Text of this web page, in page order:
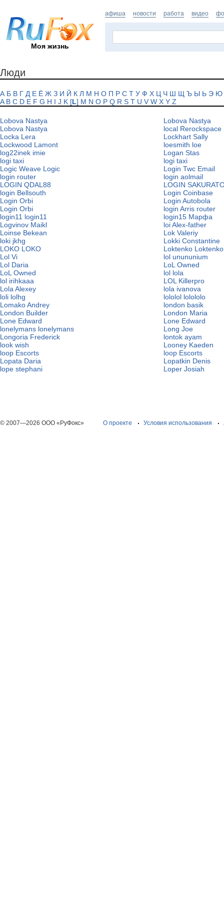
Моя жизнь
афиша новости работа видео
Люди
А Б В Г Д Е Ё Ж З И Й К Л М Н О П Р С Т У Ф Х Ц Ч Ш Щ Ъ Ы Ь Э Ю
A B C D E F G H I J K [L] M N O P Q R S T U V W X Y Z
Lobova Nastya
Lobova Nastya
Lobova Nastya
local Rerockspace
Locka Lera
Lockhart Sally
Lockwood Lamont
loesmith loe
log22inek imie
Logan Stas
logi taxi
logi taxi
Logic Weave Logic
Login Twc Email
login router
login aolmail
LOGIN QDAL88
LOGIN
login Bellsouth
Login Coinbase
Login Orbi
Login Autobola
Login Orbi
login Arris router
login11 login11
login15 Марфа
Logvinov Maikl
loi Alex-father
Loinse Bekean
Lok Valeriy
loki jkhg
Lokki Constantine
LOKO LOKO
Loktenko Loktenko
Lol Vi
lol unununium
Lol Daria
LoL Owned
LoL Owned
lol lola
lol irihkaaa
LOL Killerpro
Lola Alexey
lola ivanova
loli lolhg
lololol lolololo
Lomako Andrey
london basik
London Builder
London Maria
Lone Edward
Lone Edward
lonelymans lonelymans
Long Joe
Longoria Frederick
lontok ayam
look wish
Looney Kaeden
loop Escorts
loop Escorts
Lopata Daria
Lopatkin Denis
lope stephani
Loper Josiah
© 2007—2026 ООО «РуФокс» О проекте Условия использования